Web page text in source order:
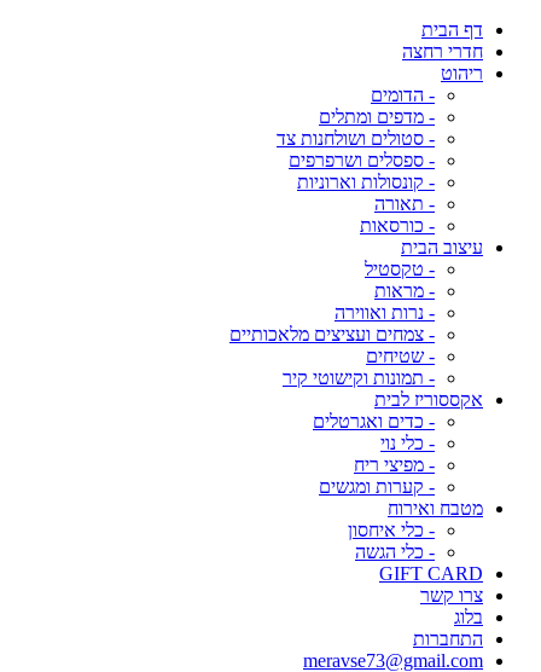
דף הבית
חדרי רחצה
ריהוט
- הדומים
- מדפים ומתלים
- סטולים ושולחנות צד
- ספסלים ושרפרפים
- קונסולות וארוניות
- תאורה
- כורסאות
עיצוב הבית
- טקסטיל
- מראות
- נרות ואווירה
- צמחים ועציצים מלאכותיים
- שטיחים
- תמונות וקישוטי קיר
אקססוריז לבית
- כדים ואגרטלים
- כלי נוי
- מפיצי ריח
- קערות ומגשים
מטבח ואירוח
- כלי איחסון
- כלי הגשה
GIFT CARD
צרו קשר
בלוג
התחברות
meravse73@gmail.com